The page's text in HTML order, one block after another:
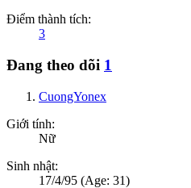
Điểm thành tích:
3
Đang theo dõi 1
CuongYonex
Giới tính:
Nữ
Sinh nhật:
17/4/95 (Age: 31)